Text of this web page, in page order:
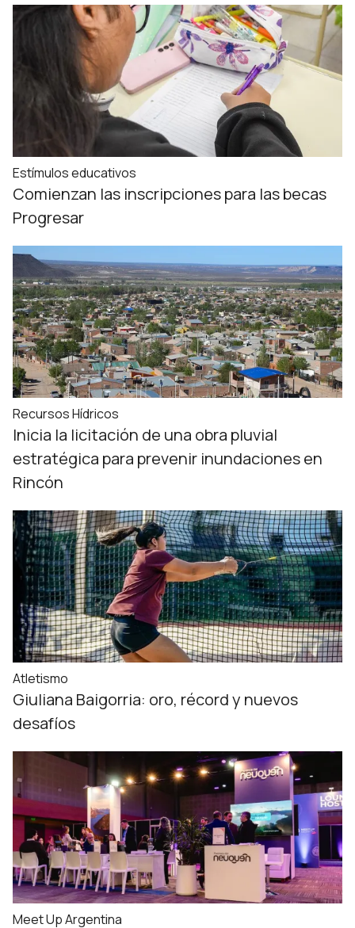
Estímulos educativos
Comienzan las inscripciones para las becas
Progresar
Recursos Hídricos
Inicia la licitación de una obra pluvial
estratégica para prevenir inundaciones en
Rincón
Atletismo
Giuliana Baigorria: oro, récord y nuevos
desafíos
Meet Up Argentina